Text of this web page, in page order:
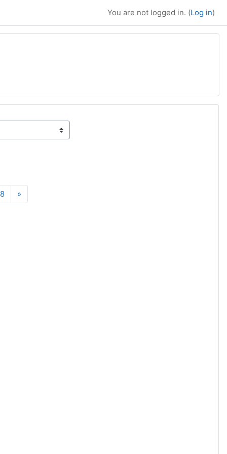
You are not logged in. (Log in)
7
8Page 8
»